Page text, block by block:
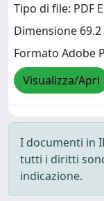
Tipo di file: PDF
Dimensione 69.2
Formato Adobe
Visualizza/Apri
I documenti in
tutti i diritti
indicazione.